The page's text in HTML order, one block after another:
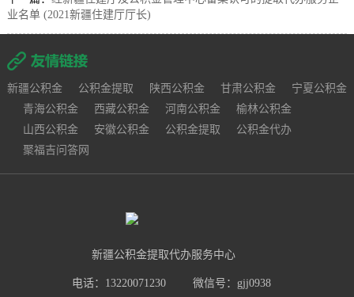
业名单 (2021新疆住建厅厅长)
新疆公积金 公积金提取 陕西公积金 甘肃公积金
宁夏公积金
青海公积金
西藏公积金 河南公积金
榆林公积金
山西公积金
安徽公积金 公积金提取
公积金代办
聚福吉问答网
新疆公积金提取代办服务中心
电话：13220071230 微信号：gjj0938